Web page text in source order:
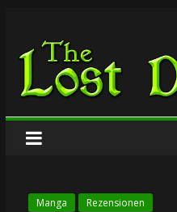
springen
The
Lost
Dungeon
Manga Rezensionen